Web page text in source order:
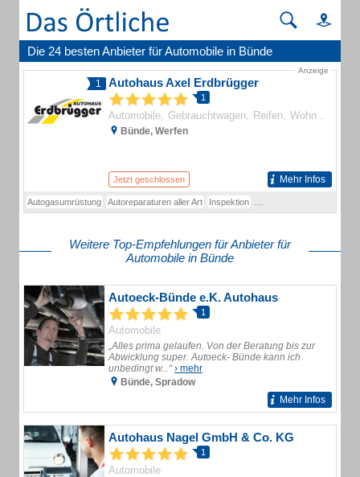
Die 24 besten Anbieter für Automobile in Bünde
Anzeige
1 Autohaus Axel Erdbrügger
1
Automobile Gebrauchtwagen Reifen Wohnwagen
Bünde, Werfen
Jetzt geschlossen Mehr Infos
Autogasumrüstung Autoreparaturen aller Art Inspektion
Weitere Top-Empfehlungen für Anbieter für
Automobile in Bünde
Autoeck-Bünde e.K. Autohaus
1
Automobile
„Alles prima gelaufen. Von der Beratung bis zur
Abwicklung super. Autoeck- Bünde kann ich
unbedingt w...“› mehr
Bünde, Spradow
Mehr Infos
Autohaus Nagel GmbH & Co. KG
1
Automobile